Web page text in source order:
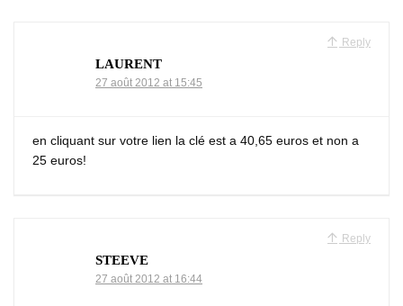
Reply
LAURENT
27 août 2012 at 15:45
en cliquant sur votre lien la clé est a 40,65 euros et non a
25 euros!
Reply
STEEVE
27 août 2012 at 16:44